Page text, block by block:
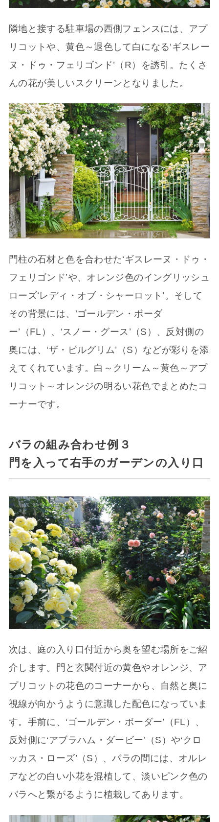
隣地と接する駐車場の西側フェンスには、アプ
リコットや、黄色～退色して白になる‘ギスレー
ヌ・ドゥ・フェリゴンド’（R）を誘引。たくさ
んの花が美しいスクリーンとなりました。
門柱の石材と色を合わせた‘ギスレーヌ・ドゥ・
フェリゴンド’や、オレンジ色のイングリッシュ
ローズ‘レディ・オブ・シャーロット’。そして
その背景には、‘ゴールデン・ボーダ
ー’（FL）、‘スノー・グース’（S）、反対側の
奥には、‘ザ・ピルグリム’（S）などが彩りを添
えてくれています。白～クリーム～黄色～アプ
リコット～オレンジの明るい花色でまとめたコ
ーナーです。
バラの組み合わせ例３
門を入って右手のガーデンの入り口
次は、庭の入り口付近から奥を望む場所をご紹
介します。門と玄関付近の黄色やオレンジ、ア
プリコットの花色のコーナーから、自然と奥に
視線が向かうように意識した配色になっていま
す。手前に、‘ゴールデン・ボーダー’（FL）、
反対側に‘アブラハム・ダービー’（S）や‘クロ
ッカス・ローズ’（S）、バラの間には、オルレ
アなどの白い小花を混植して、淡いピンク色の
バラへと繋がるように植栽してあります。